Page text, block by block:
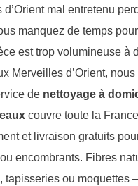
d’Orient mal entretenu
manquez de temps
est trop volumineuse à
Merveilles d’Orient, nous
de nettoyage à
couvre toute la
et livraison gratuits
encombrants. Fibres
tapisseries ou moquettes